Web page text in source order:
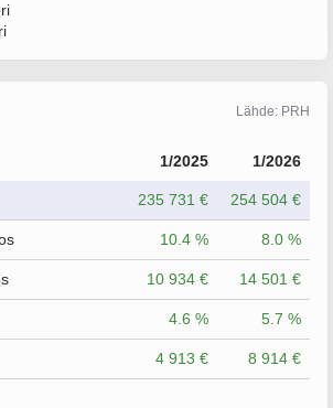
Lähde: PRH
1/2025 1/2026
235 731 € 254 504 €
10.4 % 8.0 %
10 934 € 14 501 €
4.6 % 5.7 %
4 913 € 8 914 €